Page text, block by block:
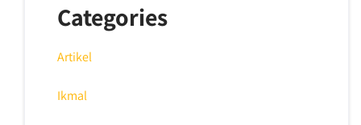
Categories
Artikel
Ikmal